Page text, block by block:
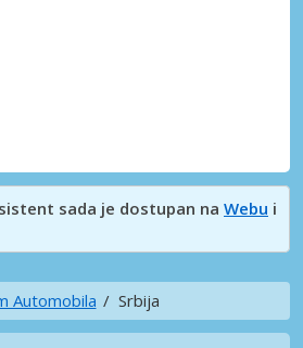
sada je dostupan na Webu i
Automobila Srbija